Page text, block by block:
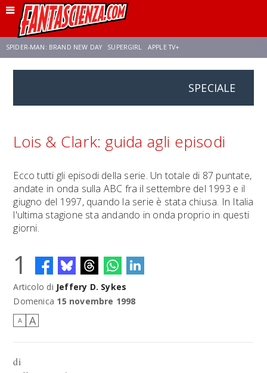
SPIDER-MAN: BRAND NEW DAY SUPERGIRL APPLE TV+
AVENGERS: DOOMSDAY STAR TREK
SPECIALE
Lois & Clark: guida agli episodi
Ecco tutti gli episodi della serie. Un totale di 87 puntate,
andate in onda sulla ABC fra il settembre del 1993 e il
giugno del 1997, quando la serie è stata chiusa. In Italia
l'ultima stagione sta andando in onda proprio in questi
giorni.
1
Articolo di Jeffery D. Sykes
Domenica 15 novembre 1998
A A
di